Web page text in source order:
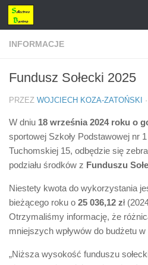
Przejdź do treści
INFORMACJE
Fundusz Sołecki 2025
PRZEZ WOJCIECH KOZA-ZATOŃSKI ·
W dniu 18 września 2024 roku o
sportowej Szkoły Podstawowej nr
Tuchomskiej 15, odbędzie się
podziału środków z Funduszu
Niestety kwota do wykorzystania
bieżącego roku o 25 036,12 zł
Otrzymaliśmy informację, że
mniejszych wpływów do budżetu w
„Niższa wysokość funduszu